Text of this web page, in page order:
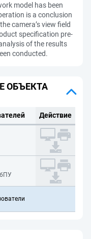
model has been
is a conclusion
camera’s view field
specification pre-
of the results
conducted.
ОБЪЕКТА
Действие